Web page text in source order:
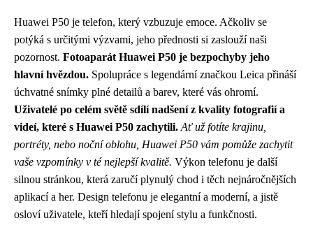
Huawei P50 je telefon, který vzbuzuje emoce. Ačkoliv se
potýká s určitými výzvami, jeho přednosti si zaslouží naši
pozornost. Fotoaparát Huawei P50 je bezpochyby jeho
hlavní hvězdou. Spolupráce s legendární značkou Leica přináší
úchvatné snímky plné detailů a barev, které vás ohromí.
Uživatelé po celém světě sdílí nadšení z kvality fotografií a
videí, které s Huawei P50 zachytili. Ať už fotíte krajinu,
portréty, nebo noční oblohu, Huawei P50 vám pomůže zachytit
vaše vzpomínky v té nejlepší kvalitě. Výkon telefonu je další
silnou stránkou, která zaručí plynulý chod i těch nejnáročnějších
aplikací a her. Design telefonu je elegantní a moderní, a jistě
osloví uživatele, kteří hledají spojení stylu a funkčnosti.